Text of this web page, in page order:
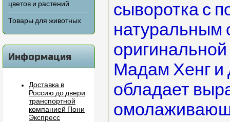
цветов и растений
Товары для животных
Информация
Доставка в
Россию до двери
транспортной
компанией Пони
Экспресс
сыворотка с
натуральным
Мадам Хенг и
обладает